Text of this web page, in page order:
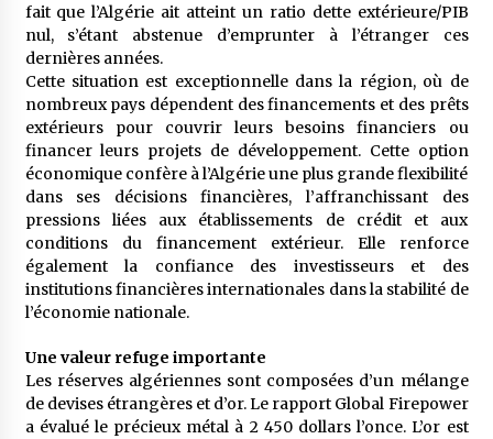
fait que l’Algérie ait atteint un ratio dette extérieure/PIB
nul, s’étant abstenue d’emprunter à l’étranger ces
dernières années.
Cette situation est exceptionnelle dans la région, où de
nombreux pays dépendent des financements et des prêts
extérieurs pour couvrir leurs besoins financiers ou
financer leurs projets de développement. Cette option
économique confère à l’Algérie une plus grande flexibilité
dans ses décisions financières, l’affranchissant des
pressions liées aux établissements de crédit et aux
conditions du financement extérieur. Elle renforce
également la confiance des investisseurs et des
institutions financières internationales dans la stabilité de
l’économie nationale.
Une valeur refuge importante
Les réserves algériennes sont composées d’un mélange
de devises étrangères et d’or. Le rapport Global Firepower
a évalué le précieux métal à 2 450 dollars l’once. L’or est